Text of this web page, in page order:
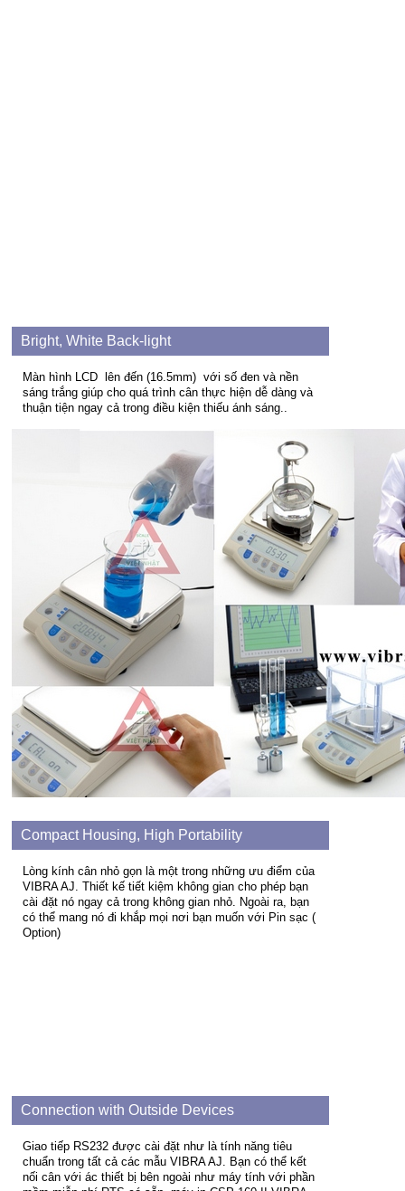
Bright, White Back-light
Màn hình LCD lên đến (16.5mm) với số đen và nền
sáng trắng giúp cho quá trình cân thực hiện dễ dàng và
thuận tiện ngay cả trong điều kiện thiếu ánh sáng..
Compact Housing, High Portability
Lòng kính cân nhỏ gọn là một trong những ưu điểm của
VIBRA AJ. Thiết kế tiết kiệm không gian cho phép bạn
cài đặt nó ngay cả trong không gian nhỏ. Ngoài ra, bạn
có thể mang nó đi khắp mọi nơi bạn muốn với Pin sạc (
Option)
Connection with Outside Devices
Giao tiếp RS232 được cài đặt như là tính năng tiêu
chuẩn trong tất cả các mẫu VIBRA AJ. Bạn có thể kết
nối cân với ác thiết bị bên ngoài như máy tính với phần